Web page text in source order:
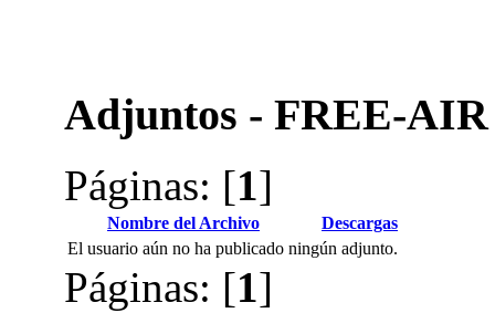
Adjuntos - FREE-AIR
Páginas: [1]
Nombre del Archivo
Descargas
El usuario aún no ha publicado ningún adjunto.
Páginas: [1]